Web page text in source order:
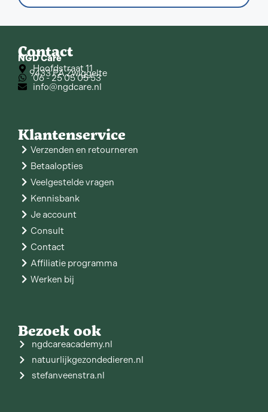
Contact
NGD Care
Hoofdstraat 11
9433 PA Zwiggelte
06 - 25 05 05 53
info@ngdcare.nl
Klantenservice
Verzenden en retourneren
Betaalopties
Veelgestelde vragen
Kennisbank
Je account
Consult
Contact
Affiliatie programma
Werken bij
Bezoek ook
ngdcareacademy.nl
natuurlijkgezondedieren.nl
stefanveenstra.nl